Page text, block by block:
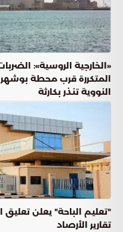
عناوين المقال
خطوات الدخول في مزاد
رؤية التحول الرقمي في
كفاءة الخدمات الرقمية
دليل المشاركة في
منصة أبشر